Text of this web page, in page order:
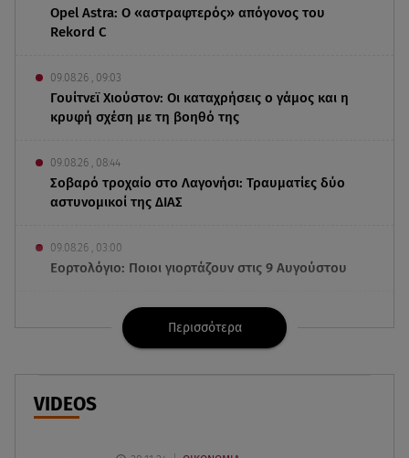
Opel Astra: Ο «αστραφτερός» απόγονος του
Rekord C
09.08.26 , 09:03
Γουίτνεϊ Χιούστον: Οι καταχρήσεις ο γάμος και η
κρυφή σχέση με τη βοηθό της
09.08.26 , 08:44
Σοβαρό τροχαίο στο Λαγονήσι: Τραυματίες δύο
αστυνομικοί της ΔΙΑΣ
09.08.26 , 03:00
Εορτολόγιο: Ποιοι γιορτάζουν στις 9 Αυγούστου
Αττική: Μπαράζ διαρρήξεων – Λεία 70.000 ευρώ
από μεζονέτα
08.08.26 , 23:30
Greek Mafia: Χειροπέδες σε «Πίτμπουλ» και
Περισσότερα
VIDEOS